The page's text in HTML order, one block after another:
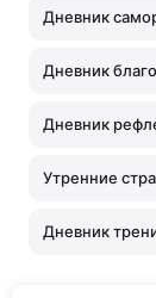
Дневник
Дневник
Дневник
Утренние
Дневник